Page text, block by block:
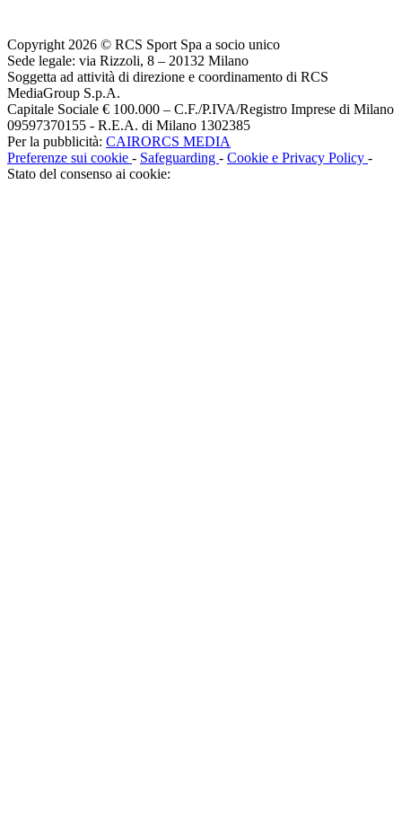
Copyright 2026 © RCS Sport Spa a socio unico
Sede legale: via Rizzoli, 8 – 20132 Milano
Soggetta ad attività di direzione e coordinamento di RCS
MediaGroup S.p.A.
Capitale Sociale € 100.000 – C.F./P.IVA/Registro Imprese di Milano
09597370155 - R.E.A. di Milano 1302385
Per la pubblicità: CAIRORCS MEDIA
Preferenze sui cookie - Safeguarding - Cookie e Privacy Policy -
Stato del consenso ai cookie: